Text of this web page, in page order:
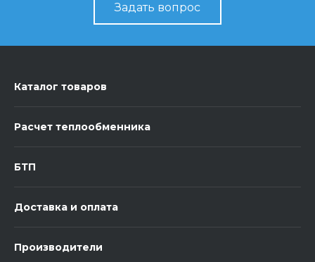
Задать вопрос
Каталог товаров
Расчет теплообменника
БТП
Доставка и оплата
Производители